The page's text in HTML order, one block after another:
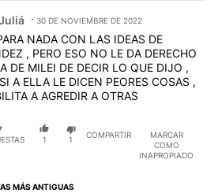
Jorge Juliá.
30 DE NOVIEMBRE DE 2022
NADA CON LAS IDEAS DE
, PERO ESO NO LE DA DERECHO
DE MILEI DE DECIR LO QUE DIJO ,
A ELLA LE DICEN PEORES COSAS ,
A AGREDIR A OTRAS
1 1
COMPARTIR
MARCAR
COMO
INAPROPIADO
MÁS ANTIGUAS